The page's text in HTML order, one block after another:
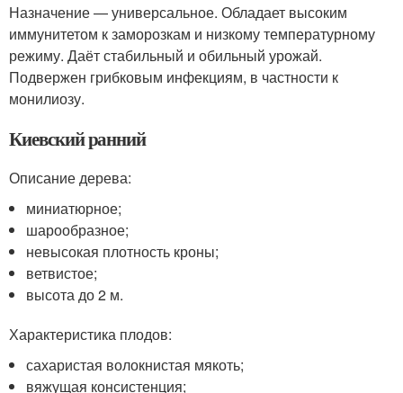
Назначение — универсальное. Обладает высоким
иммунитетом к заморозкам и низкому температурному
режиму. Даёт стабильный и обильный урожай.
Подвержен грибковым инфекциям, в частности к
монилиозу.
Киевский ранний
Описание дерева:
миниатюрное;
шарообразное;
невысокая плотность кроны;
ветвистое;
высота до 2 м.
Характеристика плодов:
сахаристая волокнистая мякоть;
вяжущая консистенция;